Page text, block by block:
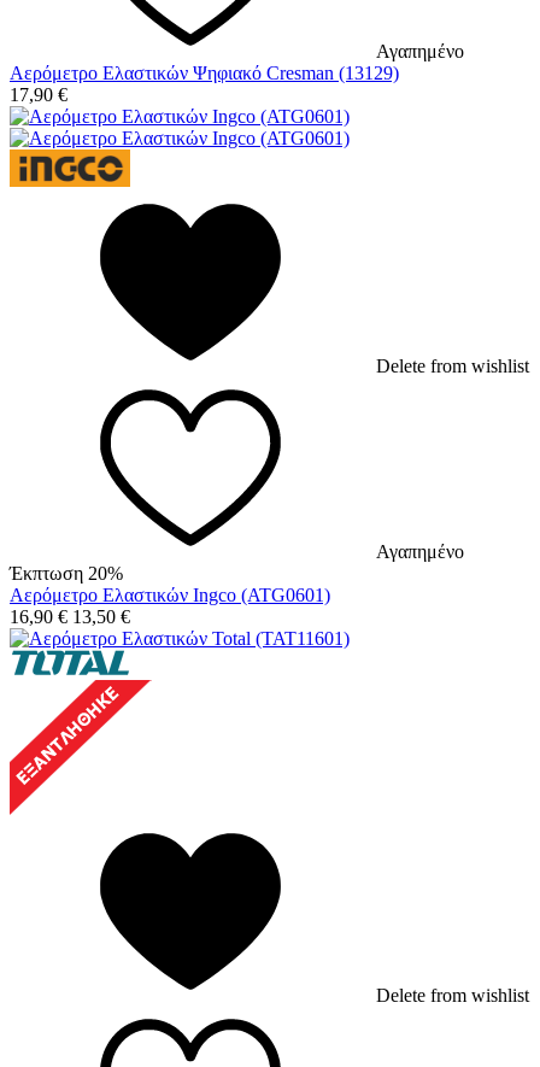
Αγαπημένο
Αερόμετρο Ελαστικών Ψηφιακό Cresman (13129)
17,90 €
Delete from wishlist
Αγαπημένο
Έκπτωση 20%
Αερόμετρο Ελαστικών Ingco (ATG0601)
16,90 € 13,50 €
Delete from wishlist